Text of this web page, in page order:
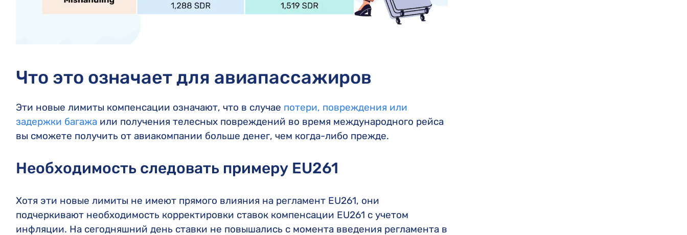
Что это означает для авиапассажиров
Эти новые лимиты компенсации означают, что в случае потери, повреждения или
задержки багажа или получения телесных повреждений во время международного рейса
вы сможете получить от авиакомпании больше денег, чем когда-либо прежде.
Необходимость следовать примеру EU261
Хотя эти новые лимиты не имеют прямого влияния на регламент EU261, они
подчеркивают необходимость корректировки ставок компенсации EU261 с учетом
инфляции. На сегодняшний день ставки не повышались с момента введения регламента в